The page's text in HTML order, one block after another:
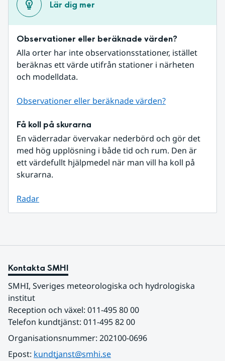
Lär dig mer
Observationer eller beräknade värden?
Alla orter har inte observationsstationer, istället
beräknas ett värde utifrån stationer i närheten
och modelldata.
Observationer eller beräknade värden?
Få koll på skurarna
En väderradar övervakar nederbörd och gör det
med hög upplösning i både tid och rum. Den är
ett värdefullt hjälpmedel när man vill ha koll på
skurarna.
Radar
Kontakta SMHI
SMHI, Sveriges meteorologiska och hydrologiska
institut
Reception och växel: 011-495 80 00
Telefon kundtjänst: 011-495 82 00
Organisationsnummer: 202100-0696
Epost: kundtjanst@smhi.se